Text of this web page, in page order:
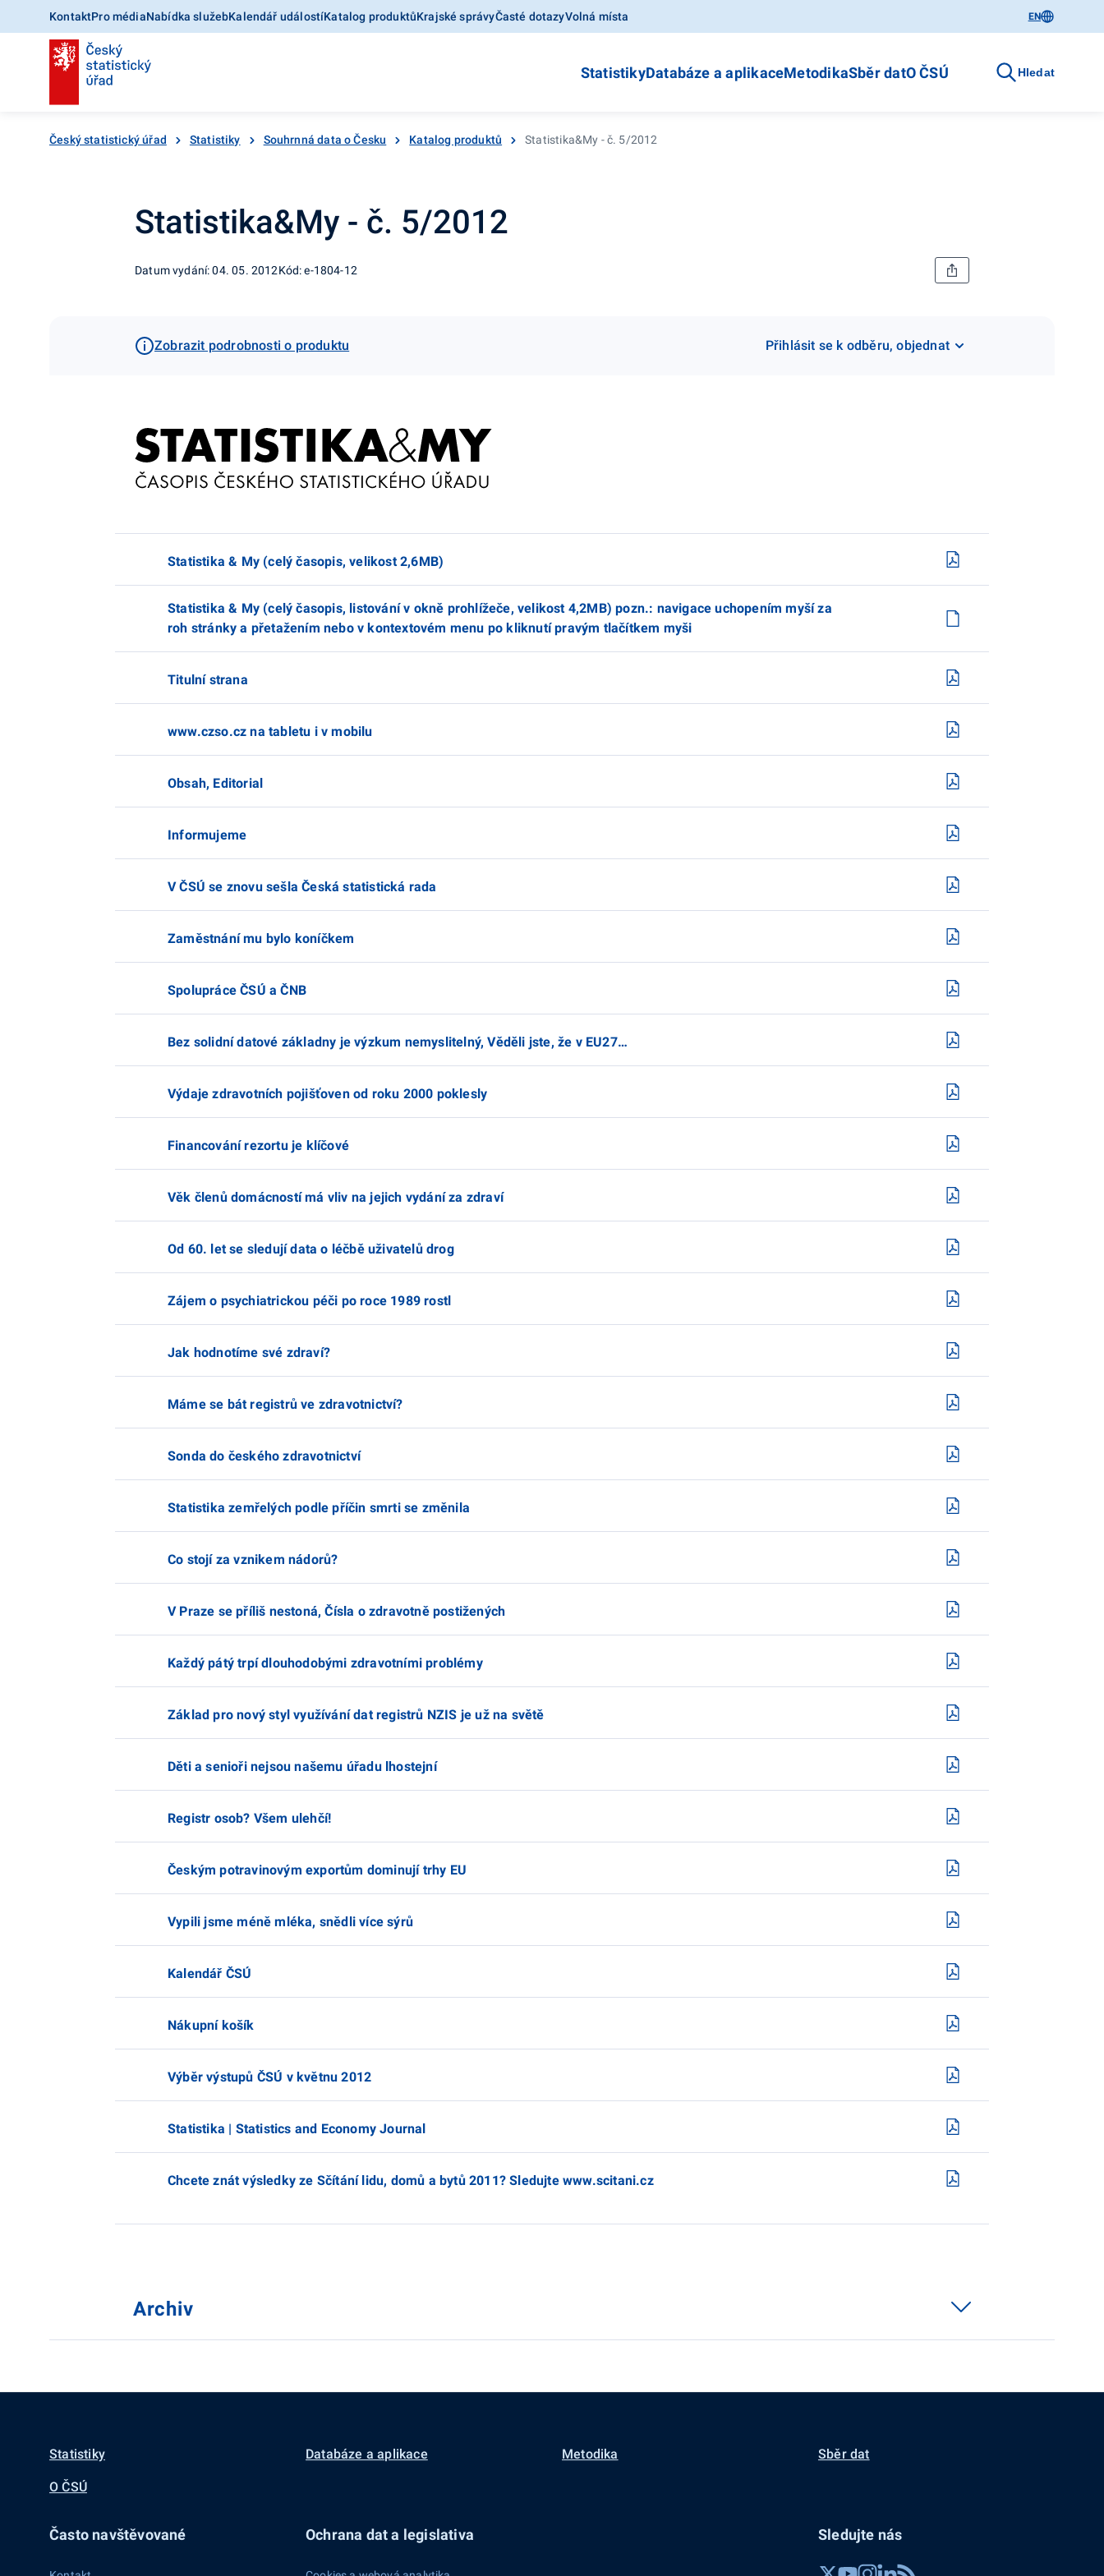
KontaktPro médiaNabídka služebKalendář událostíKatalog produktůKrajské správyČasté dotazyVolná místa EN
StatistikyDatabáze a aplikaceMetodikaSběr datO ČSÚ Hledat
Český statistický úřad Statistiky Souhrnná data o Česku Katalog produktů Statistika&My - č. 5/2012
Statistika&My - č. 5/2012
Datum vydání: 04. 05. 2012Kód: e-1804-12
Zobrazit podrobnosti o produktu Přihlásit se k odběru, objednat
Statistika & My (celý časopis, velikost 2,6MB)
Statistika & My (celý časopis, listování v okně prohlížeče, velikost 4,2MB) pozn.: navigace uchopením myší za
roh stránky a přetažením nebo v kontextovém menu po kliknutí pravým tlačítkem myši
Titulní strana
www.czso.cz na tabletu i v mobilu
Obsah, Editorial
Informujeme
V ČSÚ se znovu sešla Česká statistická rada
Zaměstnání mu bylo koníčkem
Spolupráce ČSÚ a ČNB
Bez solidní datové základny je výzkum nemyslitelný, Věděli jste, že v EU27…
Výdaje zdravotních pojišťoven od roku 2000 poklesly
Financování rezortu je klíčové
Věk členů domácností má vliv na jejich vydání za zdraví
Od 60. let se sledují data o léčbě uživatelů drog
Zájem o psychiatrickou péči po roce 1989 rostl
Jak hodnotíme své zdraví?
Máme se bát registrů ve zdravotnictví?
Sonda do českého zdravotnictví
Statistika zemřelých podle příčin smrti se změnila
Co stojí za vznikem nádorů?
V Praze se příliš nestoná, Čísla o zdravotně postižených
Každý pátý trpí dlouhodobými zdravotními problémy
Základ pro nový styl využívání dat registrů NZIS je už na světě
Děti a senioři nejsou našemu úřadu lhostejní
Registr osob? Všem ulehčí!
Českým potravinovým exportům dominují trhy EU
Vypili jsme méně mléka, snědli více sýrů
Kalendář ČSÚ
Nákupní košík
Výběr výstupů ČSÚ v květnu 2012
Statistika | Statistics and Economy Journal
Chcete znát výsledky ze Sčítání lidu, domů a bytů 2011? Sledujte www.scitani.cz
Archiv
Statistiky Databáze a aplikace Metodika Sběr dat
O ČSÚ
Často navštěvované Ochrana dat a legislativa Sledujte nás